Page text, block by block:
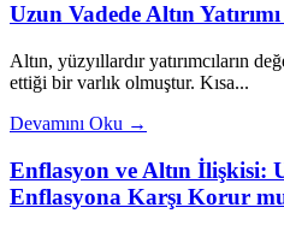
Uzun Vadede Altın
Altın, yüzyıllardır yatırımcıların
ettiği bir varlık olmuştur. Kısa...
Devamını Oku →
Enflasyon ve Altın İlişkisi:
Enflasyona Karşı Korur